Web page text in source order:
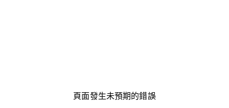
頁面發生未預期的錯誤